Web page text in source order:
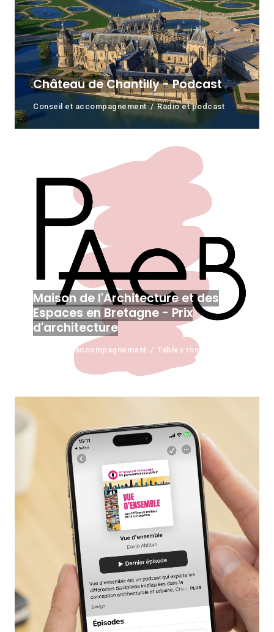
Château de Chantilly - Podcast
Conseil et accompagnement Radio et podcast
Maison de l'Architecture et des
Espaces en Bretagne - Prix
d'architecture
Conseil et accompagnement
Tables rondes et
animations